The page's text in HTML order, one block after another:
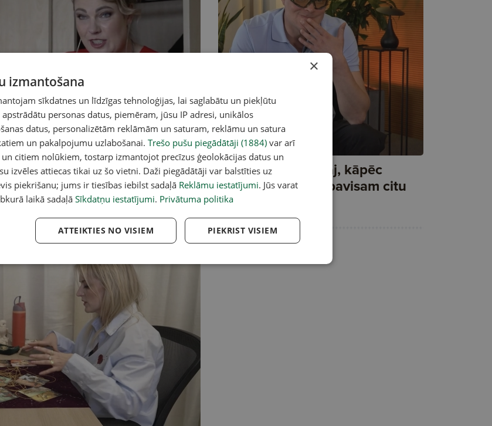
steigšus gatavojas
pienākumiem Daugavpilī
Kaspars Zāle atklāj, kāpēc
gandrīz izvēlējās pavisam citu
dzīvi
Reklāma
×
izmantošana
sīkdatnes un līdzīgas tehnoloģijas, lai saglabātu un piekļūtu
personas datus, piemēram, jūsu IP adresi, unikālos
datus, personalizētām reklāmām un saturam, reklāmu un satura
un pakalpojumu uzlabošanai. Trešo pušu piegādātāji (1884) var arī
citiem nolūkiem, tostarp izmantojot precīzus ģeolokācijas datus un
izvēles attiecas tikai uz šo vietni. Daži piegādātāji var balstīties uz
piekrišanu; jums ir tiesības iebilst sadaļā Reklāmu iestatījumi. Jūs varat
laikā sadaļāSīkdatņu iestatījumi. Privātuma politika
PIEKRIST VISIEM
ATTEIKTIES NO VISIEM